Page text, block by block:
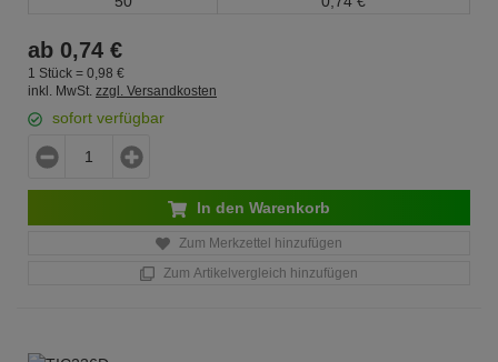
ab 0,74 €
1 Stück = 0, 98 €
inkl. MwSt. zzgl. Versandkosten
sofort verfügbar
In den Warenkorb
Zum Merkzettel hinzufügen
Zum Artikelvergleich hinzufügen